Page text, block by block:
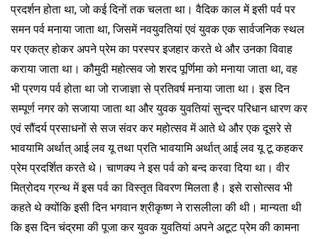
प्रदर्शन होता था, जो कई दिनों तक चलता था। वैदिक काल में इसी पर्व पर
समन पर्व मनाया जाता था, जिसमें नवयुवतियां एवं युवक एक सार्वजनिक स्थल
पर एकत्र होकर अपने प्रेम का परस्पर इजहार करते थे और उनका विवाह
कराया जाता था। कौमुदी महोत्सव जो शरद पूर्णिमा को मनाया जाता था, वह
भी प्रणय पर्व होता था जो राजाज्ञा से प्रतिवर्ष मनाया जाता था। इस दिन
सम्पूर्ण नगर को सजाया जाता था और युवक युवतियां सुन्दर परिधान धारण कर
एवं सौंदर्य प्रसाधनों से सज संवर कर महोत्सव में आते थे और एक दूसरे से
भावयामि अर्थात् आई लव यू तथा प्रति भावयामि अर्थात् आई लव यू टू कहकर
प्रेम प्रदर्शित करते थे। चाणक्य ने इस पर्व को बन्द करवा दिया था। वीर
मित्रोदय ग्रन्थ में इस पर्व का विस्तृत विवरण मिलता है। इसे रासोत्सव भी
कहते थे क्योंकि इसी दिन भगवान श्रीकृष्ण ने रासलीला की थी। मान्यता थी
कि इस दिन चंद्रमा की पूजा कर युवक युवतियां अपने अटूट प्रेम की कामना